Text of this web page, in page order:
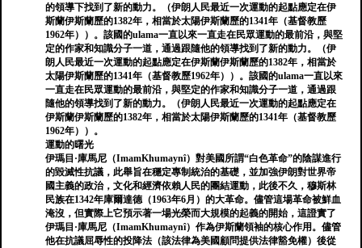
的領導下找到了新的動力。（伊朗人民最近一次運動的起點應定在伊
斯蘭伊斯蘭歷的1382年，相當於太陽伊斯蘭歷的1341年（基督教歷
1962年））。該國的ulama一直以來一直走在民眾運動的最前沿，與堅
定的作家和知識分子一道，通過跟隨他的領導找到了新的動力。（伊
朗人民最近一次運動的起點應定在伊斯蘭伊斯蘭歷的1382年，相當於
太陽伊斯蘭歷的1341年（基督教歷1962年））。該國的ulama一直以來
一直走在民眾運動的最前沿，與堅定的作家和知識分子一道，通過跟
隨他的領導找到了新的動力。（伊朗人民最近一次運動的起點應定在
伊斯蘭伊斯蘭歷的1382年，相當於太陽伊斯蘭歷的1341年（基督教歷
1962年））。
運動的曙光
伊瑪目·庫馬尼（ImamKhumaynî）對美國所謂“白色革命”的陰謀進行
的毀滅性抗議，此舉旨在穩定專制統治的基礎，並加強伊朗對世界帝
國主義的政治，文化和經濟依賴人民的團結運動，此後不久，穆斯林
民族在1342年庫爾達德（1963年6月）的大革命。儘管這場革命被鮮血
淹沒，但實際上它預示著一場光榮而大規模的起義的開始，這證實了
伊瑪目·庫馬尼（ImamKhumaynî）作為伊斯蘭領袖的核心作用。儘管
他在抗議屈辱性的投降法（該法律為美國顧問提供法律豁免權）後從